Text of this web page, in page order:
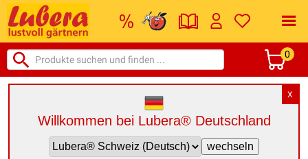
0
X
Willkommen bei Lubera® Deutschland